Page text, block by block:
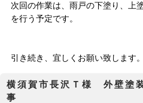
次回の作業は、雨戸の下塗り、上
を行う予定です。
引き続き、宜しくお願い致します。
横須賀市長沢Ｔ様 外壁塗